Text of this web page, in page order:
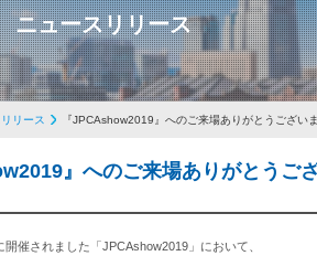
ニュースリリース
リース 『JPCAshow2019』へのご来場ありがとうござい
』へのご来場ありがとうご
催されました「JPCAshow2019」において、